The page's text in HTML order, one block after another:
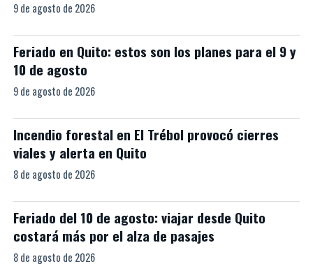
9 de agosto de 2026
Feriado en Quito: estos son los planes para el 9 y
10 de agosto
9 de agosto de 2026
Incendio forestal en El Trébol provocó cierres
viales y alerta en Quito
8 de agosto de 2026
Feriado del 10 de agosto: viajar desde Quito
costará más por el alza de pasajes
8 de agosto de 2026